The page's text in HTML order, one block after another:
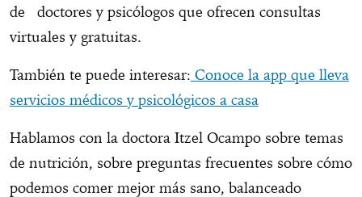
de doctores y psicólogos que ofrecen consultas
virtuales y gratuitas.
También te puede interesar: Conoce la app que lleva
servicios médicos y psicológicos a casa
Hablamos con la doctora Itzel Ocampo sobre temas
de nutrición, sobre preguntas frecuentes sobre cómo
podemos comer mejor más sano, balanceado